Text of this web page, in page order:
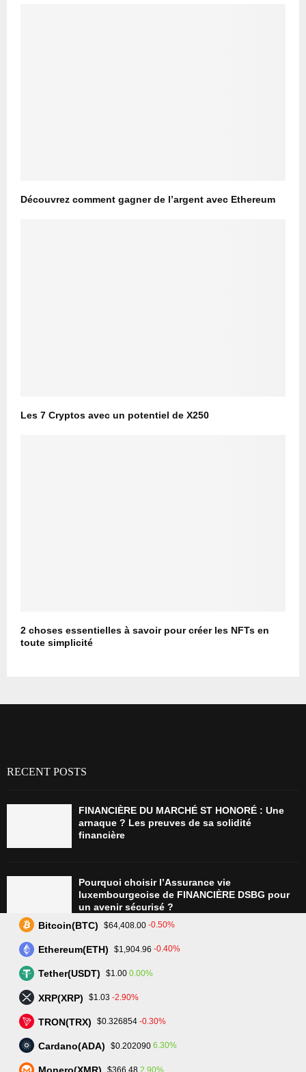
Découvrez comment gagner de l’argent avec Ethereum
Les 7 Cryptos avec un potentiel de X250
2 choses essentielles à savoir pour créer les NFTs en
toute simplicité
RECENT POSTS
FINANCIÈRE DU MARCHÉ ST HONORÉ : Une
arnaque ? Les preuves de sa solidité
financière
Pourquoi choisir l’Assurance vie
luxembourgeoise de FINANCIÈRE DSBG pour
un avenir sécurisé ?
Tradez plus intelligemment avec Assetarion :
L’avenir du trading : SmartPortfolio Trading, la
monnaies
Bitcoin(BTC) $64,408.00 -0.50%
Ethereum(ETH) $1,904.96 -0.40%
Tether(USDT) $1.00 0.00%
XRP(XRP) $1.03 -2.90%
TRON(TRX) $0.326854 -0.30%
Cardano(ADA) $0.202090 6.30%
$366.48 2.90%